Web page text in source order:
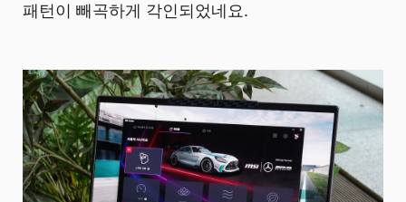
패턴이 빼곡하게 각인되었네요.